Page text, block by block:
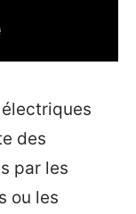
des
par les
ou les